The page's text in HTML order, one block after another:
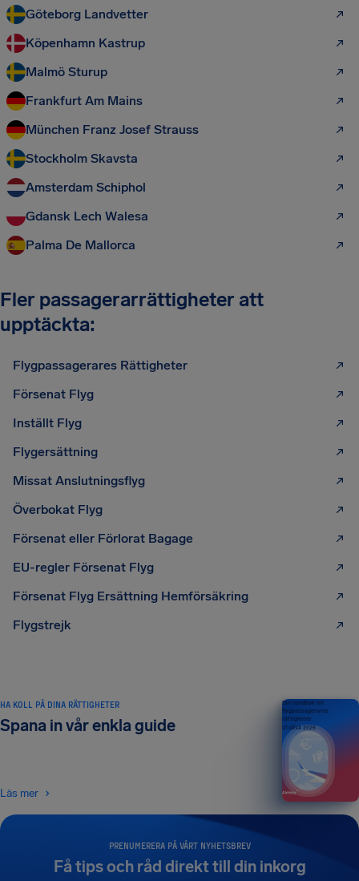
Göteborg Landvetter
Köpenhamn Kastrup
Malmö Sturup
Frankfurt Am Mains
München Franz Josef Strauss
Stockholm Skavsta
Amsterdam Schiphol
Gdansk Lech Walesa
Palma De Mallorca
Fler passagerarrättigheter att
upptäckta:
Flygpassagerares Rättigheter
Försenat Flyg
Inställt Flyg
Flygersättning
Missat Anslutningsflyg
Överbokat Flyg
Försenat eller Förlorat Bagage
EU-regler Försenat Flyg
Försenat Flyg Ersättning Hemförsäkring
Flygstrejk
PRENUMERERA PÅ VÅRT NYHETSBREV
Få tips och råd direkt till din inkorg
HA KOLL PÅ DINA RÄTTIGHETER
Spana in vår enkla guide
Läs mer
Din handbok till
flygpassagerares
rättigheter
UTGÅVA 2026